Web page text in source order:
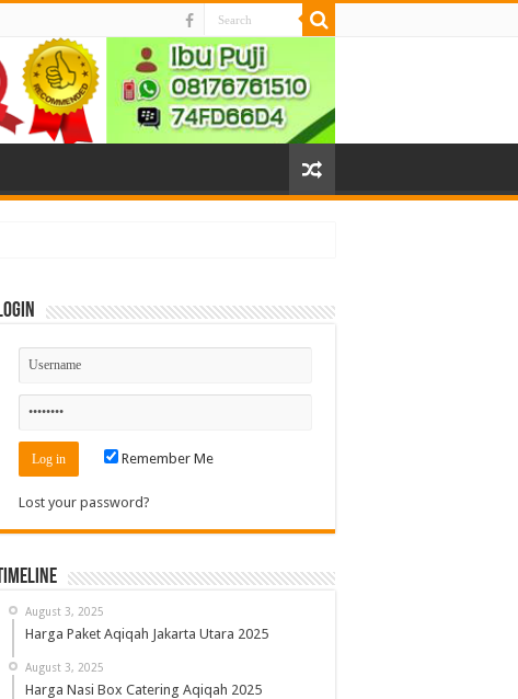
Login
Remember Me
Lost your password?
August 3, 2025
Harga Paket Aqiqah Jakarta Utara 2025
August 3, 2025
Harga Nasi Box Catering Aqiqah 2025